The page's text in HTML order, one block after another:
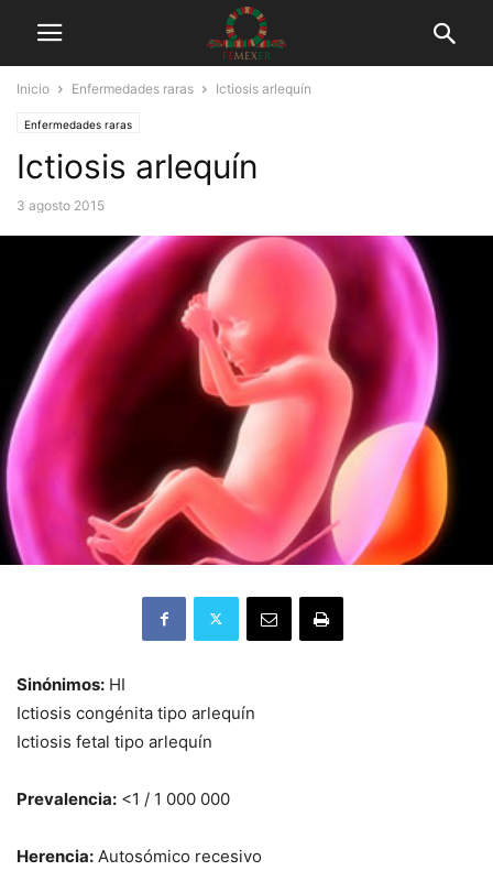
Inicio Enfermedades raras Ictiosis arlequín
Enfermedades raras
Ictiosis arlequín
3 agosto 2015
Sinónimos: HI
Ictiosis congénita tipo arlequín
Ictiosis fetal tipo arlequín
Prevalencia: <1 / 1 000 000
Herencia: Autosómico recesivo